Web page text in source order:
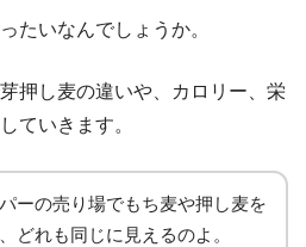
たいなんでしょうか。
押し麦の違いや、カロリー、栄
ていきます。
ーの売り場でもち麦や押し麦を
どれも同じに見えるのよ。